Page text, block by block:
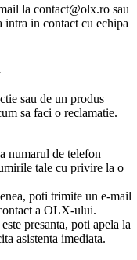
la contact@olx.ro sau
in contact cu echipa
sau de un produs
sa faci o reclamatie.
numarul de telefon
tale cu privire la o
poti trimite un e-mail
a OLX-ului.
presanta, poti apela la
asistenta imediata.